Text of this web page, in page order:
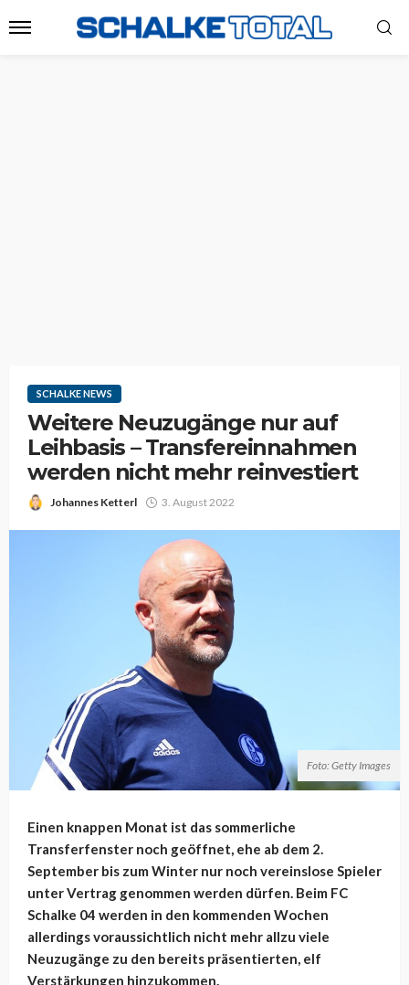
SCHALKE NEWS
Weitere Neuzugänge nur auf
Leihbasis – Transfereinnahmen
werden nicht mehr reinvestiert
Johannes Ketterl 3. August 2022
Foto: Getty Images
Einen knappen Monat ist das sommerliche
Transferfenster noch geöffnet, ehe ab dem 2.
September bis zum Winter nur noch vereinslose Spieler
unter Vertrag genommen werden dürfen. Beim FC
Schalke 04 werden in den kommenden Wochen
allerdings voraussichtlich nicht mehr allzu viele
Neuzugänge zu den bereits präsentierten, elf
Verstärkungen hinzukommen.